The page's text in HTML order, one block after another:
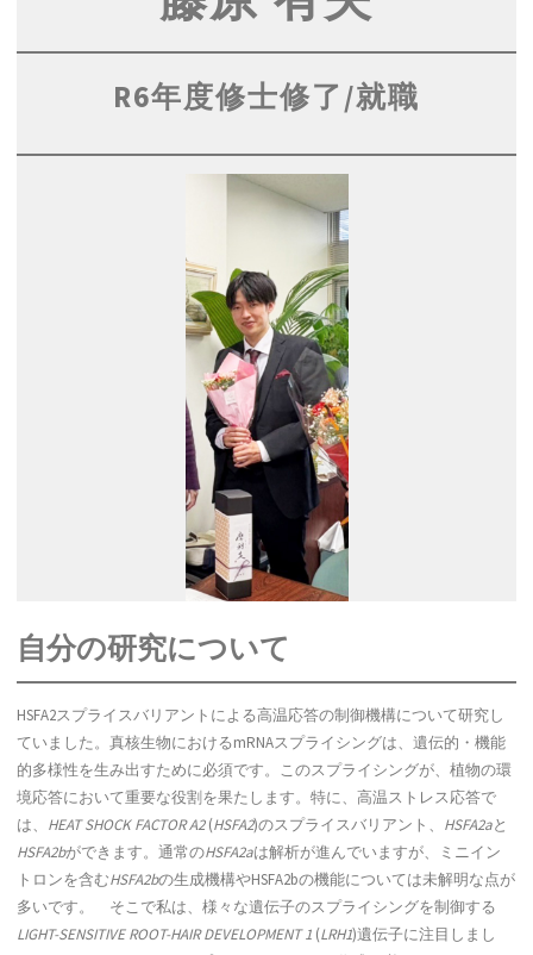
R6年度修士修了/就職
自分の研究について
HSFA2スプライスバリアントによる高温応答の制御機構について研究し
ていました。真核生物におけるmRNAスプライシングは、遺伝的・機能
的多様性を生み出すために必須です。このスプライシングが、植物の環
境応答において重要な役割を果たします。特に、高温ストレス応答で
は、 HEAT SHOCK FACTOR A2(HSFA2)のスプライスバリアント、 HSFA2aと
HSFA2bができます。通常のHSFA2aは解析が進んでいますが、ミニイン
トロンを含むHSFA2bの生成機構やHSFA2bの機能については未解明な点が
多いです。 そこで私は、様々な遺伝子のスプライシングを制御する
LIGHT-SENSITIVE ROOT-HAIR DEVELOPMENT 1 (LRH1)遺伝子に注目しまし